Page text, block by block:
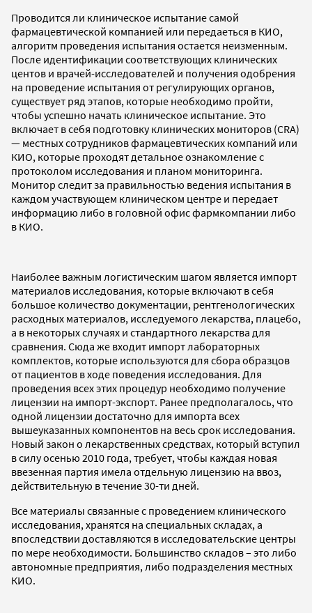
Проводится ли клиническое испытание самой
фармацевтической компанией или передаеться в КИО,
алгоритм проведения испытания остается неизменным.
После идентификации соответствующих клинических
центов и врачей-исследователей и получения одобрения
на проведение испытания от регулирующих органов,
существует ряд этапов, которые необходимо пройти,
чтобы успешно начать клиническое испытание. Это
включает в себя подготовку клинических мониторов (CRA)
— местных сотрудников фармацевтических компаний или
КИО, которые проходят детальное ознакомление с
протоколом исследования и планом мониторинга.
Монитор следит за правильностью ведения испытания в
каждом участвующем клиническом центре и передает
информацию либо в головной офис фармкомпании либо
в КИО.
Наиболее важным логистическим шагом является импорт
материалов исследования, которые включают в себя
большое количество документации, рентгенологических
расходных материалов, исследуемого лекарства, плацебо,
а в некоторых случаях и стандартного лекарства для
сравнения. Сюда же входит импорт лабораторных
комплектов, которые используются для сбора образцов
от пациентов в ходе поведения исследования. Для
проведения всех этих процедур необходимо получение
лицензии на импорт-экспорт. Ранее предполагалось, что
одной лицензии достаточно для импорта всех
вышеуказанных компонентов на весь срок исследования.
Новый закон о лекарственных средствах, который вступил
в силу осенью 2010 года, требует, чтобы каждая новая
ввезенная партия имела отдельную лицензию на ввоз,
действительную в течение 30-ти дней.
Все материалы связанные с проведением клинического
исследования, хранятся на специальных складах, а
впоследствии доставляются в исследовательские центры
по мере необходимости. Большинство складов – это либо
автономные предприятия, либо подразделения местных
КИО.